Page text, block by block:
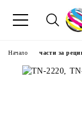
Начало части за